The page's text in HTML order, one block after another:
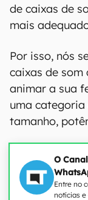
de caixas de
mais
Por isso, nós
caixas de som
animar a sua
uma categoria
tamanho,
O
Entre no
notícias